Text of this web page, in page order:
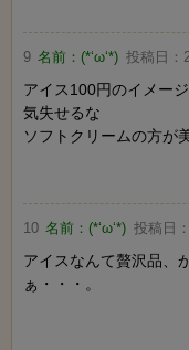
9 名前： (*‘ω‘*) 投稿日：
アイス100円のイメー
気失せるな
ソフトクリームの方が
10 名前： (*‘ω‘*) 投稿日：
アイスなんて贅沢品、
ぁ・・・。